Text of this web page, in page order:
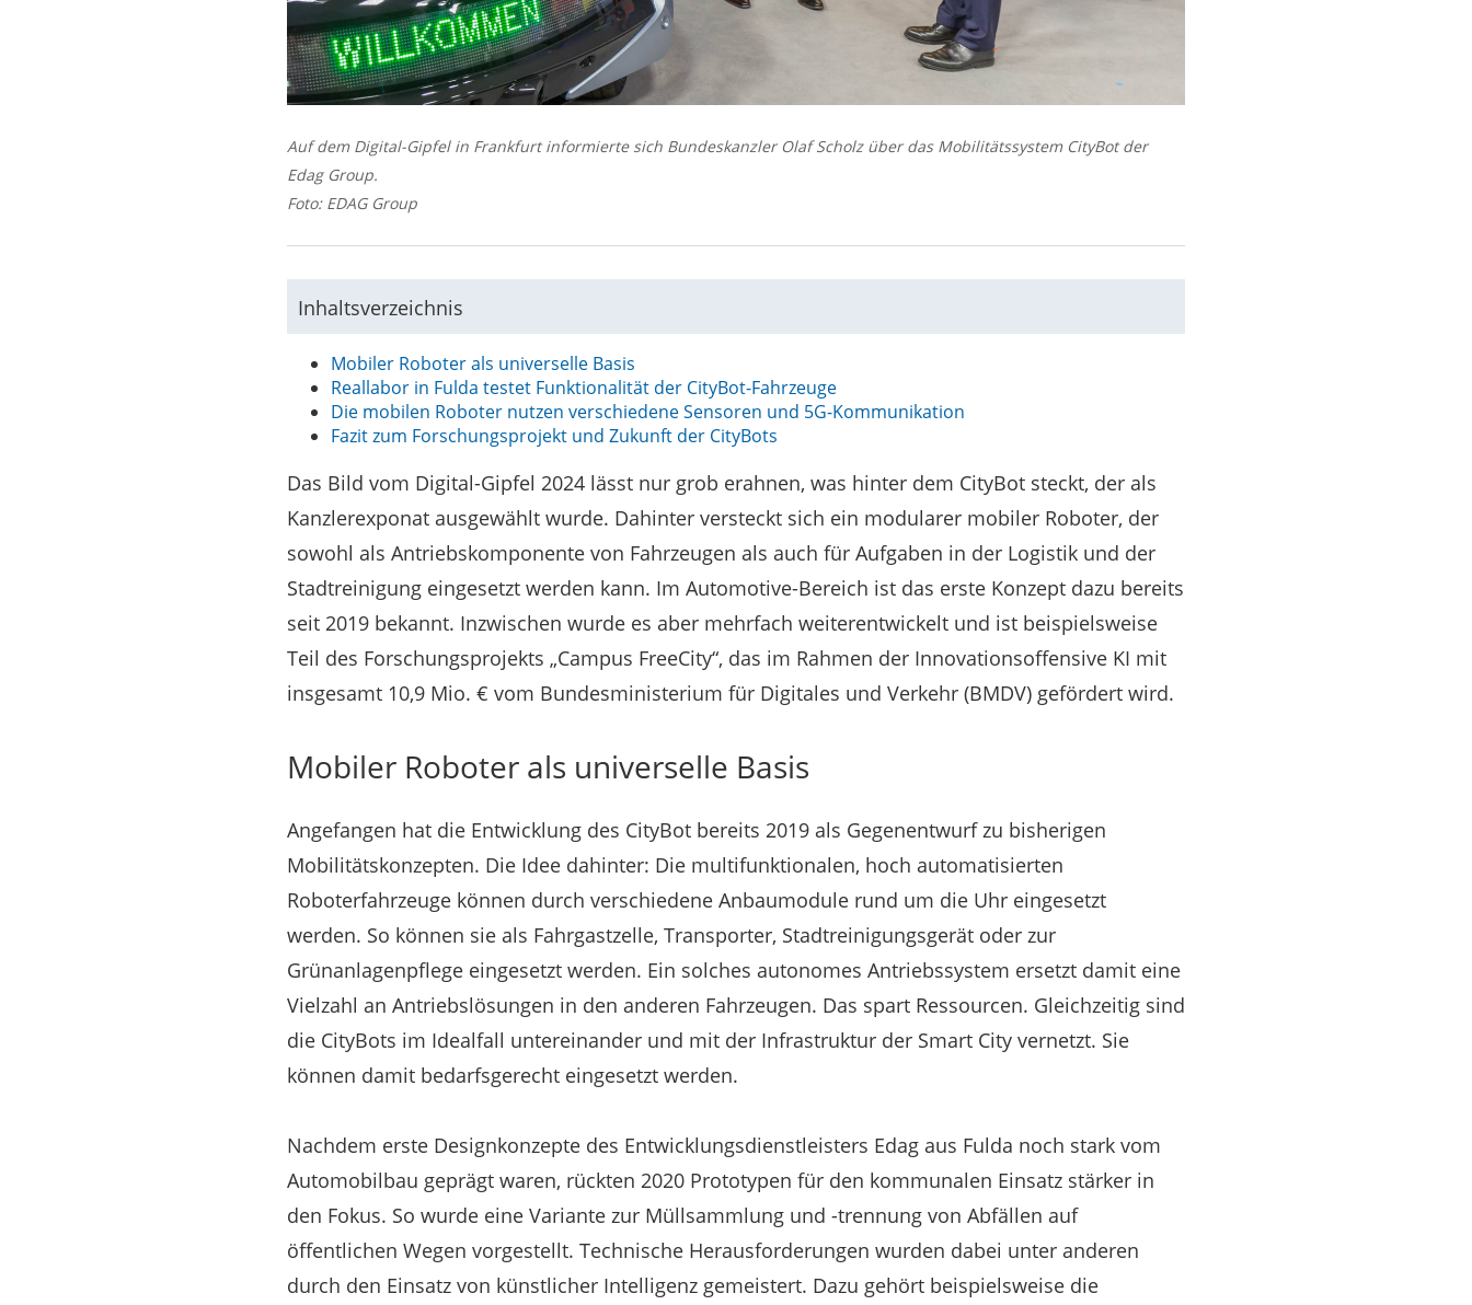
Auf dem Digital-Gipfel in Frankfurt informierte sich Bundeskanzler Olaf Scholz über das Mobilitätssystem CityBot der
Edag Group.
Foto: EDAG Group
Inhaltsverzeichnis
Mobiler Roboter als universelle Basis
Reallabor in Fulda testet Funktionalität der CityBot-Fahrzeuge
Die mobilen Roboter nutzen verschiedene Sensoren und 5G-Kommunikation
Fazit zum Forschungsprojekt und Zukunft der CityBots
Das Bild vom Digital-Gipfel 2024 lässt nur grob erahnen, was hinter dem CityBot steckt, der als
Kanzlerexponat ausgewählt wurde. Dahinter versteckt sich ein modularer mobiler Roboter, der
sowohl als Antriebskomponente von Fahrzeugen als auch für Aufgaben in der Logistik und der
Stadtreinigung eingesetzt werden kann. Im Automotive-Bereich ist das erste Konzept dazu bereits
seit 2019 bekannt. Inzwischen wurde es aber mehrfach weiterentwickelt und ist beispielsweise
Teil des Forschungsprojekts „Campus FreeCity“, das im Rahmen der Innovationsoffensive KI mit
insgesamt 10,9 Mio. € vom Bundesministerium für Digitales und Verkehr (BMDV) gefördert wird.
Mobiler Roboter als universelle Basis
Angefangen hat die Entwicklung des CityBot bereits 2019 als Gegenentwurf zu bisherigen
Mobilitätskonzepten. Die Idee dahinter: Die multifunktionalen, hoch automatisierten
Roboterfahrzeuge können durch verschiedene Anbaumodule rund um die Uhr eingesetzt
werden. So können sie als Fahrgastzelle, Transporter, Stadtreinigungsgerät oder zur
Grünanlagenpflege eingesetzt werden. Ein solches autonomes Antriebssystem ersetzt damit eine
Vielzahl an Antriebslösungen in den anderen Fahrzeugen. Das spart Ressourcen. Gleichzeitig sind
die CityBots im Idealfall untereinander und mit der Infrastruktur der Smart City vernetzt. Sie
können damit bedarfsgerecht eingesetzt werden.
Nachdem erste Designkonzepte des Entwicklungsdienstleisters Edag aus Fulda noch stark vom
Automobilbau geprägt waren, rückten 2020 Prototypen für den kommunalen Einsatz stärker in
den Fokus. So wurde eine Variante zur Müllsammlung und -trennung von Abfällen auf
öffentlichen Wegen vorgestellt. Technische Herausforderungen wurden dabei unter anderen
durch den Einsatz von künstlicher Intelligenz gemeistert. Dazu gehört beispielsweise die